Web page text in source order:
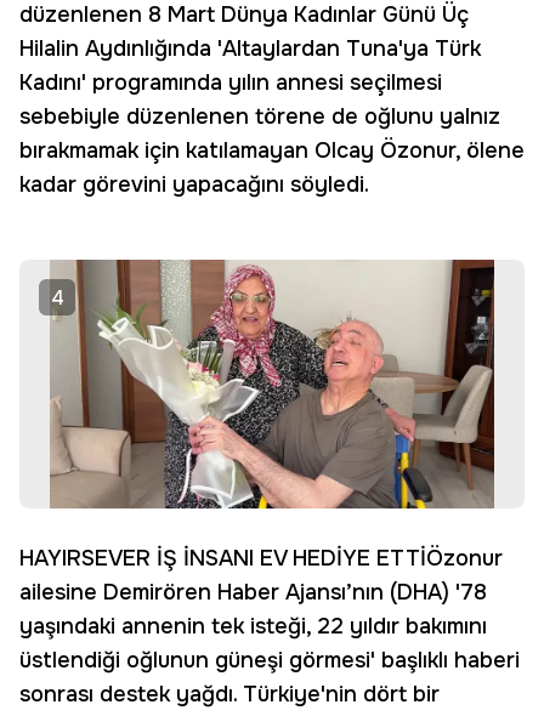
düzenlenen 8 Mart Dünya Kadınlar Günü Üç
Hilalin Aydınlığında 'Altaylardan Tuna'ya Türk
Kadını' programında yılın annesi seçilmesi
sebebiyle düzenlenen törene de oğlunu yalnız
bırakmamak için katılamayan Olcay Özonur, ölene
kadar görevini yapacağını söyledi.
4
HAYIRSEVER İŞ İNSANI EV HEDİYE ETTİÖzonur
ailesine Demirören Haber Ajansı’nın (DHA) '78
yaşındaki annenin tek isteği, 22 yıldır bakımını
üstlendiği oğlunun güneşi görmesi' başlıklı haberi
sonrası destek yağdı. Türkiye'nin dört bir